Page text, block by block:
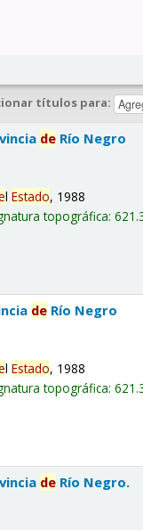
títulos para:
de Río Negro
lEstado, 1988
topográfica:
de Río Negro
lEstado, 1988
topográfica:
de Río Negro.